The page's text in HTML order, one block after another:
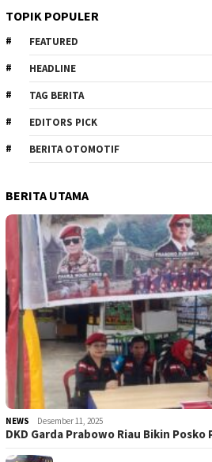
TOPIK POPULER
FEATURED
HEADLINE
TAG BERITA
EDITORS PICK
BERITA OTOMOTIF
BERITA UTAMA
NEWS Desember 11, 2025
DKD Garda Prabowo Riau Bikin